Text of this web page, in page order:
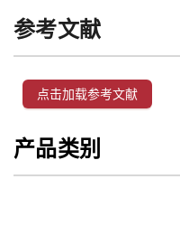
参考文献
点击加载参考文献
产品类别